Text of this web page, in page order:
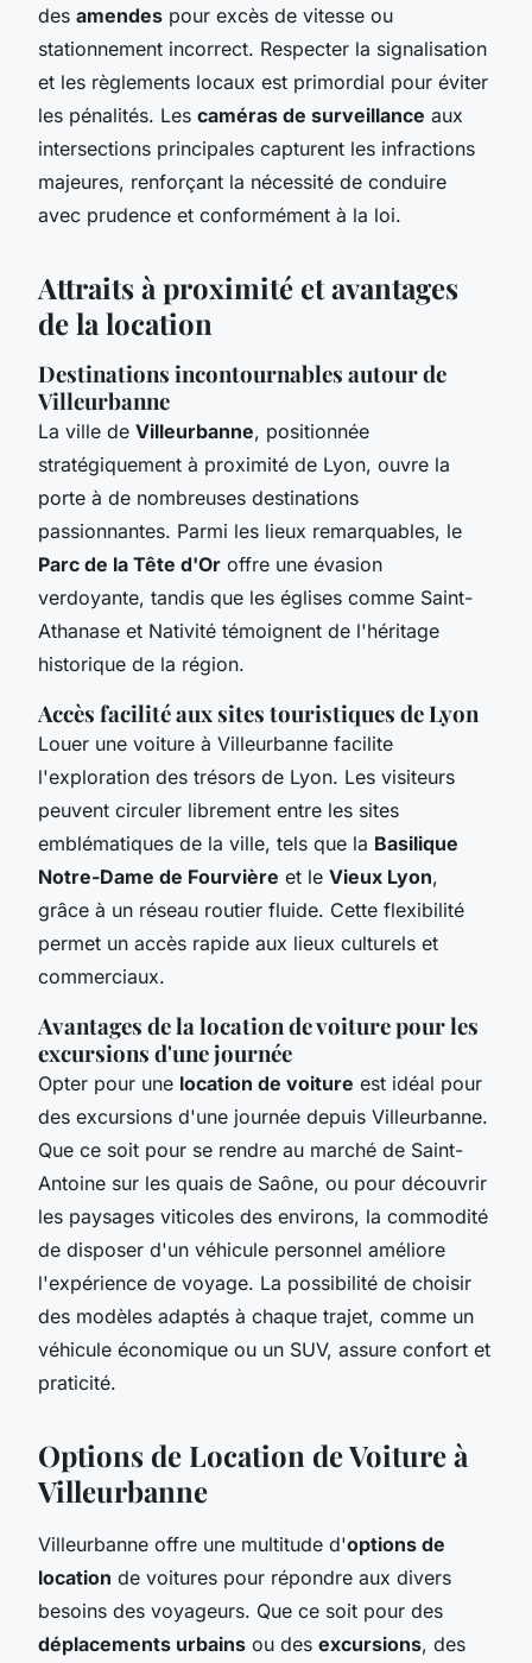
des amendes pour excès de vitesse ou
stationnement incorrect. Respecter la signalisation
et les règlements locaux est primordial pour éviter
les pénalités. Les caméras de surveillance aux
intersections principales capturent les infractions
majeures, renforçant la nécessité de conduire
avec prudence et conformément à la loi.
Attraits à proximité et avantages
de la location
Destinations incontournables autour de
Villeurbanne
La ville de Villeurbanne, positionnée
stratégiquement à proximité de Lyon, ouvre la
porte à de nombreuses destinations
passionnantes. Parmi les lieux remarquables, le
Parc de la Tête d'Or offre une évasion
verdoyante, tandis que les églises comme Saint-
Athanase et Nativité témoignent de l'héritage
historique de la région.
Accès facilité aux sites touristiques de Lyon
Louer une voiture à Villeurbanne facilite
l'exploration des trésors de Lyon. Les visiteurs
peuvent circuler librement entre les sites
emblématiques de la ville, tels que la Basilique
Notre-Dame de Fourvière et le Vieux Lyon,
grâce à un réseau routier fluide. Cette flexibilité
permet un accès rapide aux lieux culturels et
commerciaux.
Avantages de la location de voiture pour les
excursions d'une journée
Opter pour une location de voiture est idéal pour
des excursions d'une journée depuis Villeurbanne.
Que ce soit pour se rendre au marché de Saint-
Antoine sur les quais de Saône, ou pour découvrir
les paysages viticoles des environs, la commodité
de disposer d'un véhicule personnel améliore
l'expérience de voyage. La possibilité de choisir
des modèles adaptés à chaque trajet, comme un
véhicule économique ou un SUV, assure confort et
praticité.
Options de Location de Voiture à
Villeurbanne
Villeurbanne offre une multitude d'options de
location de voitures pour répondre aux divers
besoins des voyageurs. Que ce soit pour des
déplacements urbains ou des excursions, des